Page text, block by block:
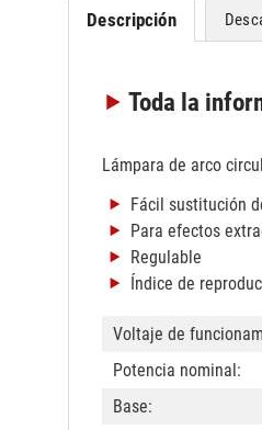
Descripción
Toda la
Lámpara de arco
Fácil sustitución
Para efectos
Regulable
Índice de
Voltaje de
Potencia nominal:
Base: